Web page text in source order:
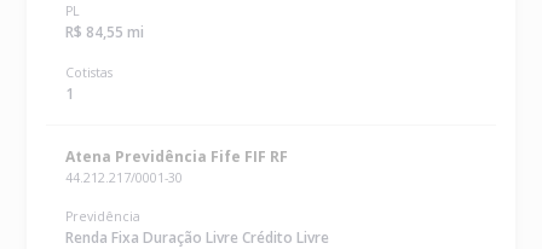
PL
R$ 84,55 mi
Cotistas
1
Atena Previdência Fife FIF RF
44.212.217/0001-30
Previdência
Renda Fixa Duração Livre Crédito Livre